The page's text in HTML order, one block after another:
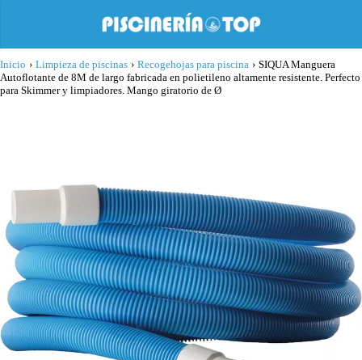
Inicio › Limpieza de piscinas › Recogehojas para piscina › SIQUA Manguera
Autoflotante de 8M de largo fabricada en polietileno altamente resistente. Perfecto
para Skimmer y limpiadores. Mango giratorio de Ø